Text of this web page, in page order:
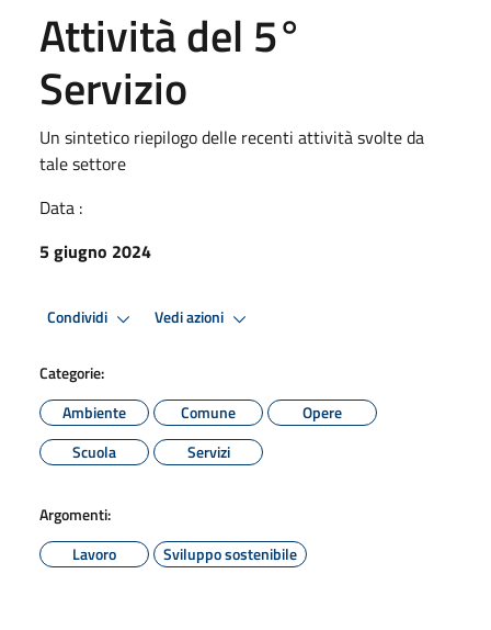
Attività del 5°
Servizio
Un sintetico riepilogo delle recenti attività svolte da
tale settore
Data :
5 giugno 2024
Condividi Vedi azioni
Categorie:
Ambiente
Comune
Opere
Scuola
Servizi
Argomenti:
Lavoro
Sviluppo sostenibile